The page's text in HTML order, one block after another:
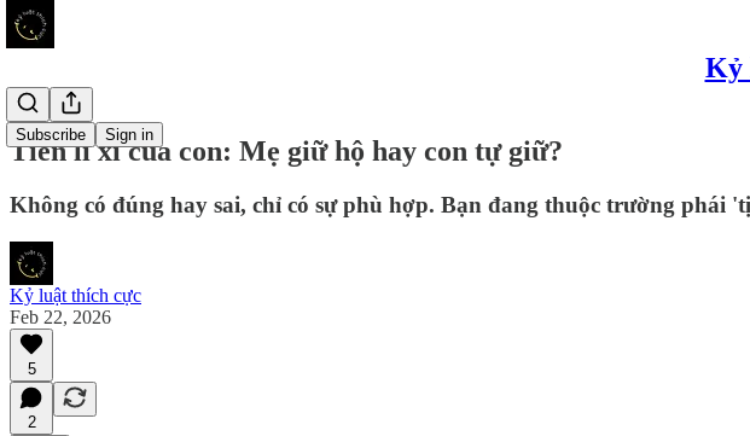
Kỷ
Subscribe Sign in
Tiền lì xì của con: Mẹ giữ hộ hay con tự giữ?
Không có đúng hay sai, chỉ có sự phù hợp. Bạn đang thuộc trường phái
Kỷ luật thích cực
Feb 22, 2026
5
2